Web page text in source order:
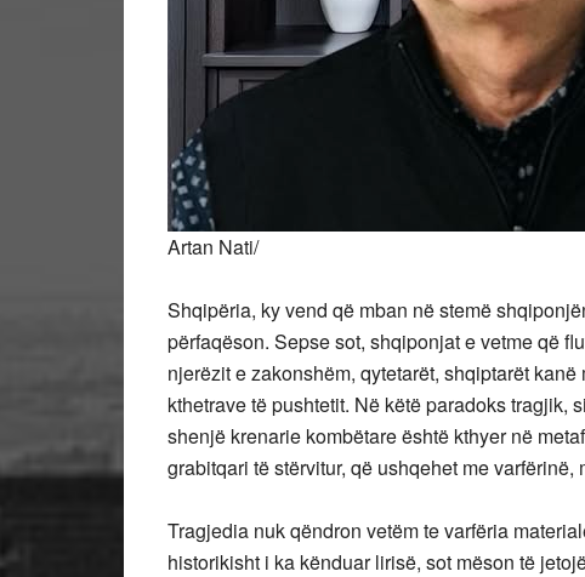
Artan Nati/
Shqipëria, ky vend që mban në stemë
përfaqëson. Sepse sot, shqiponjat e vetme që
njerëzit e zakonshëm, qytetarët, shqiptarët
kthetrave të pushtetit. Në këtë paradoks
shenjë krenarie kombëtare është kthyer në
grabitqari të stërvitur, që ushqehet me
Tragjedia nuk qëndron vetëm te varfëria
historikisht i ka kënduar lirisë, sot mëson të